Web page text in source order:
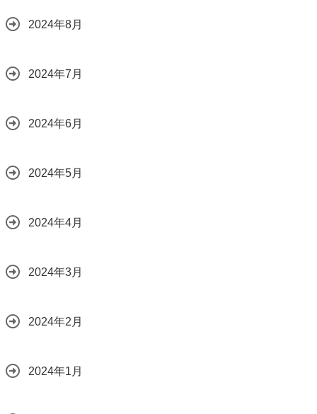
2024年8月
2024年7月
2024年6月
2024年5月
2024年4月
2024年3月
2024年2月
2024年1月